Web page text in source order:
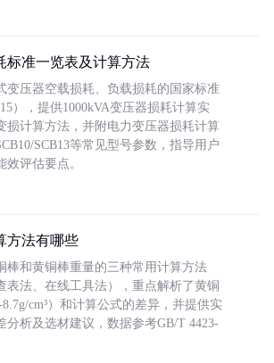
标准一览表及计算方法
变压器空载损耗、负载损耗的国家标准
），提供1000kVA变压器损耗计算实
损计算方法，并附电力变压器损耗计算
SCB13等常见型号参数，指导用户
评估要点。
方法有哪些
棒和黄铜棒重量的三种常用计算方法
表法、在线工具法），重点解析了黄铜
cm³）和计算公式的差异，并提供实
分析及选材建议，数据参考GB/T 4423-